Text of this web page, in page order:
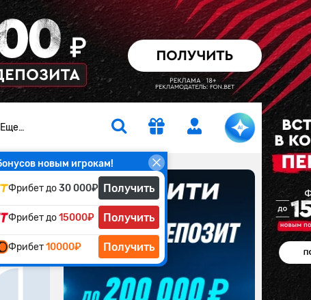
Еще…
новым игрокам!
Фрибет до30 000₽ Получить
Фрибет до15000₽ Получить
Фрибет10000₽ Получить